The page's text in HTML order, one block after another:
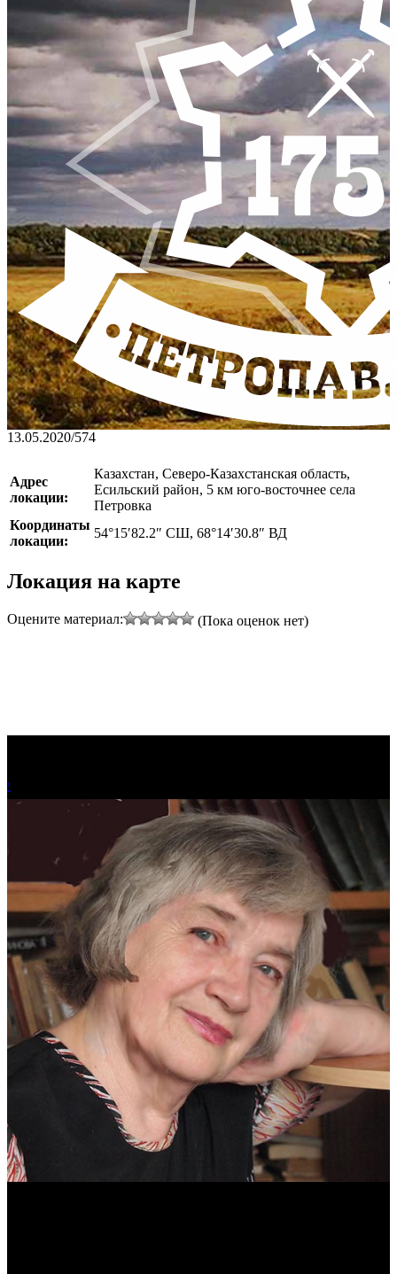
13.05.2020/574
Адрес
локации:
Казахстан, Северо-Казахстанская область,
Есильский район, 5 км юго-восточнее села
Петровка
Координаты
локации:
54°15′82.2″ СШ, 68°14′30.8″ ВД
Локация на карте
Оцените материал: (Пока оценок нет)
!